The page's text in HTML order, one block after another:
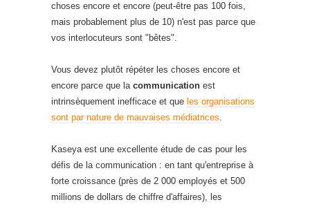
choses encore et encore (peut-être pas 100 fois,
mais probablement plus de 10) n'est pas parce que
vos interlocuteurs sont "bêtes".
Vous devez plutôt répéter les choses encore et
encore parce que la communication est
intrinsèquement inefficace et que les organisations
sont par nature de mauvaises médiatrices.
Kaseya est une excellente étude de cas pour les
défis de la communication : en tant qu'entreprise à
forte croissance (près de 2 000 employés et 500
millions de dollars de chiffre d'affaires), les